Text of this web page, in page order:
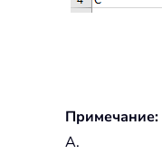
Примечание:
A.